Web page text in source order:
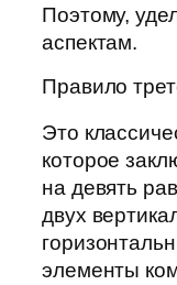
Поэтому,
аспектам.
Правило
Это
которое
на девять
двух
элементы